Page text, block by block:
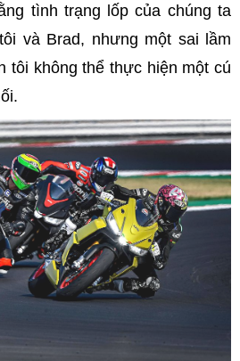
tình trạng lốp của chúng ta
và Brad, nhưng một sai lầm
tôi không thể thực hiện một cú